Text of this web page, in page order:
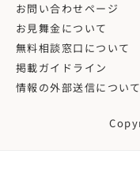
お問い合わせページ
お見舞金について
無料相談窓口について
掲載ガイドライン
情報の外部送信について